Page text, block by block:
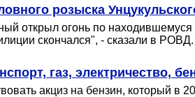
розыска
открыл огонь по
скончался", - сказали в РОВД.
газ, электричество,
акциз на бензин, который в